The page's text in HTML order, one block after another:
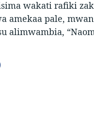
wakati rafiki
amekaa pale,
alimwambia,